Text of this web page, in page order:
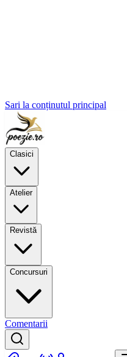
Sari la conținutul principal
Clasici
Atelier
Revistă
Concursuri
Comentarii